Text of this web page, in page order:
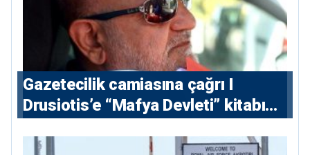
Gazetecilik camiasına çağrı I
⁠Drusiotis’e “Mafya Devleti” kitabı